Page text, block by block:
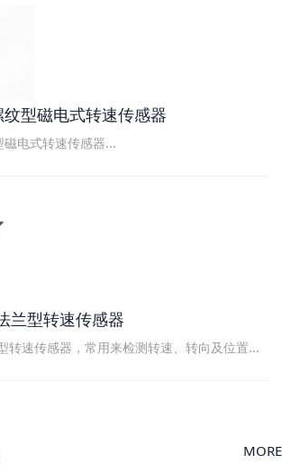
型磁电式转速传感器
电式转速传感器...
兰型转速传感器
转速传感器，常用来检测转速、转向及位置...
MORE